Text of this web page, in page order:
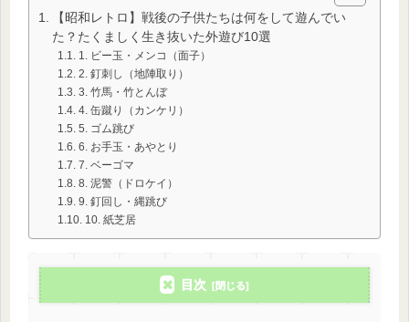
【昭和レトロ】戦後の子供たちは何をして遊んでい
た？たくましく生き抜いた外遊び10選
1. ビー玉・メンコ（面子）
2. 釘刺し（地陣取り）
3. 竹馬・竹とんぼ
4. 缶蹴り（カンケリ）
5. ゴム跳び
6. お手玉・あやとり
7. ベーゴマ
8. 泥警（ドロケイ）
9. 釘回し・縄跳び
10. 紙芝居
目次